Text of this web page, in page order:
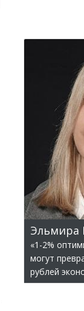
Эльмира
«1-2%
могут
рублей